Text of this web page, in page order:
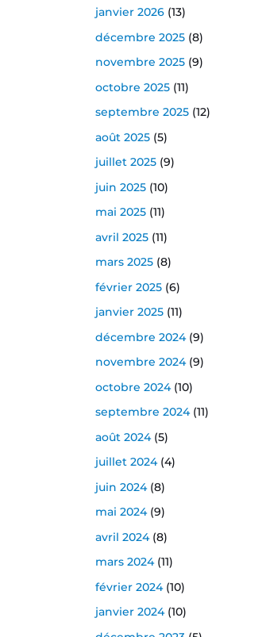
janvier 2026 (13)
décembre 2025 (8)
novembre 2025 (9)
octobre 2025 (11)
septembre 2025 (12)
août 2025 (5)
juillet 2025 (9)
juin 2025 (10)
mai 2025 (11)
avril 2025 (11)
mars 2025 (8)
février 2025 (6)
janvier 2025 (11)
décembre 2024(9)
novembre 2024(9)
octobre 2024(10)
septembre 2024(11)
août 2024(5)
juillet 2024(4)
juin 2024(8)
mai 2024(9)
avril 2024(8)
mars 2024(11)
février 2024(10)
janvier 2024(10)